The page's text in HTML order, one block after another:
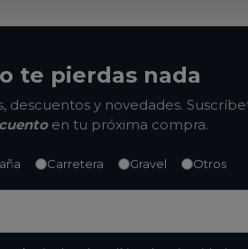
te pierdas nada
descuentos y novedades.
en tu próxima compra.
Carretera Gravel Otros